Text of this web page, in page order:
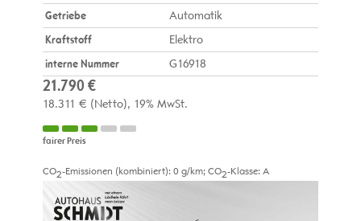
Getriebe
Automatik
Kraftstoff
Elektro
interne Nummer
G16918
21.790 €
18.311 € (Netto) 19% MwSt.
fairer Preis
CO2-Emissionen (kombiniert): 0 g/km; CO2-Klasse: A